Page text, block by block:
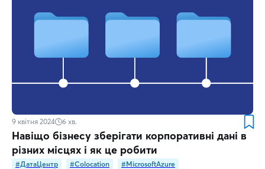
9 квітня 2024 6 хв.
Навіщо бізнесу зберігати корпоративні дані в
різних місцях і як це робити
#ДатаЦентр #Colocation #MicrosoftAzure